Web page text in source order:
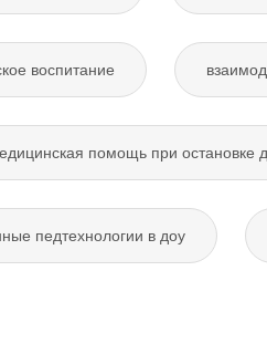
воспитание
помощь при остановке
педтехнологии в доу